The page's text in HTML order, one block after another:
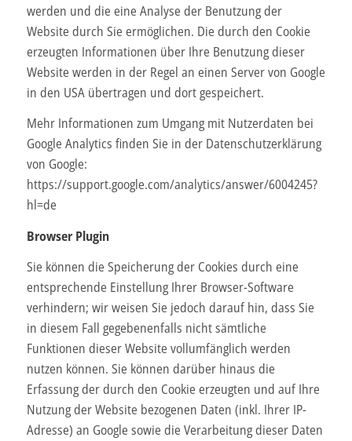
werden und die eine Analyse der Benutzung der
Website durch Sie ermöglichen. Die durch den Cookie
erzeugten Informationen über Ihre Benutzung dieser
Website werden in der Regel an einen Server von Google
in den USA übertragen und dort gespeichert.
Mehr Informationen zum Umgang mit Nutzerdaten bei
Google Analytics finden Sie in der Datenschutzerklärung
von Google:
https://support.google.com/analytics/answer/6004245?
hl=de
Browser Plugin
Sie können die Speicherung der Cookies durch eine
entsprechende Einstellung Ihrer Browser-Software
verhindern; wir weisen Sie jedoch darauf hin, dass Sie
in diesem Fall gegebenenfalls nicht sämtliche
Funktionen dieser Website vollumfänglich werden
nutzen können. Sie können darüber hinaus die
Erfassung der durch den Cookie erzeugten und auf Ihre
Nutzung der Website bezogenen Daten (inkl. Ihrer IP-
Adresse) an Google sowie die Verarbeitung dieser Daten